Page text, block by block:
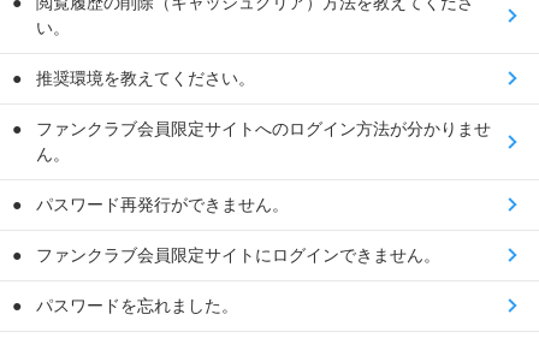
い。
推奨環境を教えてください。
ファンクラブ会員限定サイトへのログイン方法が分かりませ
ん。
パスワード再発行ができません。
ファンクラブ会員限定サイトにログインできません。
パスワードを忘れました。